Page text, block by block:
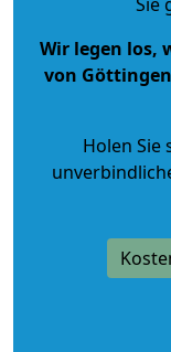
Wir legen los,
von
Holen Sie